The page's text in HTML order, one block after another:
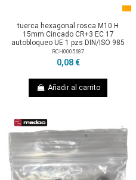
tuerca hexagonal rosca M10 H
15mm Cincado CR+3 EC 17
autobloqueo UE 1 pzs DIN/ISO 985
RCH0005687
0,08 €
Añadir al carrito